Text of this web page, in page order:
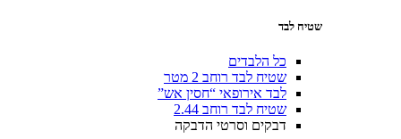
שטיח לבד
כל הלבדים
שטיח לבד רוחב 2 מטר
לבד אירופאי “חסין אש”
שטיח לבד רוחב 2.44
דבקים וסרטי הדבקה